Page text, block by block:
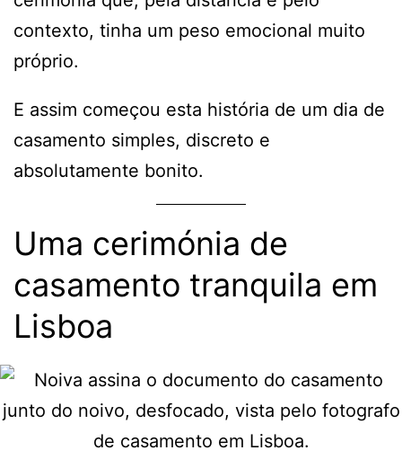
contexto, tinha um peso emocional muito
próprio.
E assim começou esta história de um dia de
casamento simples, discreto e
absolutamente bonito.
Uma cerimónia de
casamento tranquila em
Lisboa